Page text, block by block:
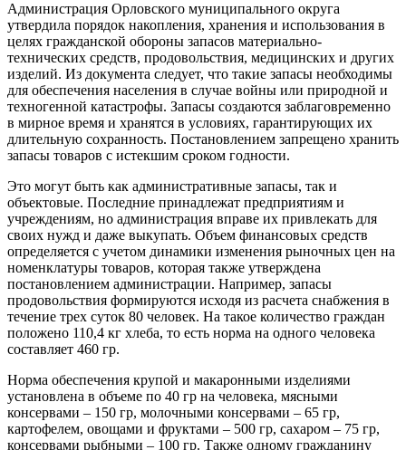
Администрация Орловского муниципального округа
утвердила порядок накопления, хранения и использования в
целях гражданской обороны запасов материально-
технических средств, продовольствия, медицинских и других
изделий. Из документа следует, что такие запасы необходимы
для обеспечения населения в случае войны или природной и
техногенной катастрофы. Запасы создаются заблаговременно
в мирное время и хранятся в условиях, гарантирующих их
длительную сохранность. Постановлением запрещено хранить
запасы товаров с истекшим сроком годности.
Это могут быть как административные запасы, так и
объектовые. Последние принадлежат предприятиям и
учреждениям, но администрация вправе их привлекать для
своих нужд и даже выкупать. Объем финансовых средств
определяется с учетом динамики изменения рыночных цен на
номенклатуры товаров, которая также утверждена
постановлением администрации. Например, запасы
продовольствия формируются исходя из расчета снабжения в
течение трех суток 80 человек. На такое количество граждан
положено 110,4 кг хлеба, то есть норма на одного человека
составляет 460 гр.
Норма обеспечения крупой и макаронными изделиями
установлена в объеме по 40 гр на человека, мясными
консервами – 150 гр, молочными консервами – 65 гр,
картофелем, овощами и фруктами – 500 гр, сахаром – 75 гр,
консервами рыбными – 100 гр. Также одному гражданину